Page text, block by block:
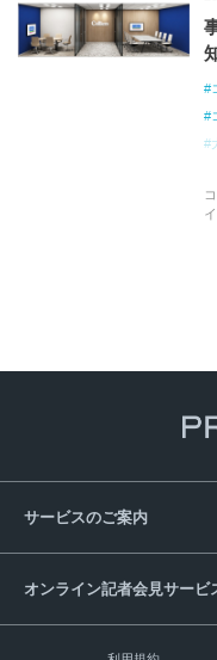
サービスのご案内
オンライン記者会見サービ